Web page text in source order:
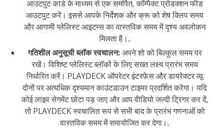
आउटपुट कार्ड के माध्यम से एक समर्पित, कॉम्पैक्ट प्रोडक्शन फीड
आउटपुट करें। इससे आपके निर्देशक और क्रू को शेष क्लिप समय
और आगामी प्लेलिस्ट आइटम्स का वास्तविक समय में दृश्य अवलोकन
मिलता है।.
गतिशील अनुसूची ब्लॉक स्वचालन: अपने शो को बिल्कुल समय पर
रखें। विशिष्ट प्लेलिस्ट ब्लॉकों के लिए सख्त लक्ष्य प्रारंभ समय
निर्धारित करें। PLAYDECK ऑपरेटर इंटरफ़ेस और डायरेक्टर व्यू
दोनों पर अत्यधिक दृश्यमान काउंटडाउन टाइमर प्रदर्शित करेगा। यदि
कोई लाइव सेगमेंट छोटा पड़ जाए और आप वीडियो जल्दी ट्रिगर कर दें,
तो PLAYDECK स्वचालित रूप से सभी बाद के प्रारंभ गणनाओं को
वास्तविक समय में समायोजित कर देगा।.